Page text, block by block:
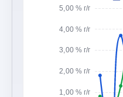
1,00 % г/г
2,00 % г/г
3,00 % г/г
4,00 % г/г
5,00 % г/г